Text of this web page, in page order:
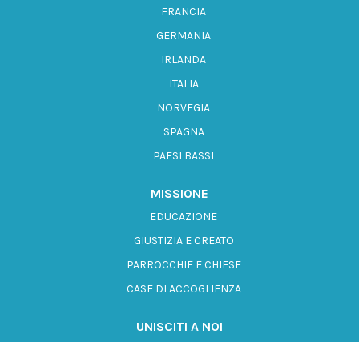
FRANCIA
GERMANIA
IRLANDA
ITALIA
NORVEGIA
SPAGNA
PAESI BASSI
MISSIONE
EDUCAZIONE
GIUSTIZIA E CREATO
PARROCCHIE E CHIESE
CASE DI ACCOGLIENZA
UNISCITI A NOI